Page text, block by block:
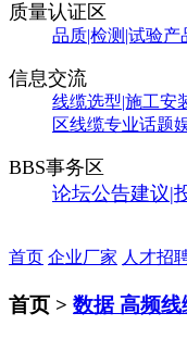
质量认证区
品质|检测|试验产
信息交流
线缆选型|施工安
区线缆专业话题
BBS事务区
论坛公告建议|
首页 企业厂家 人才招
首页 > 数据 高频线